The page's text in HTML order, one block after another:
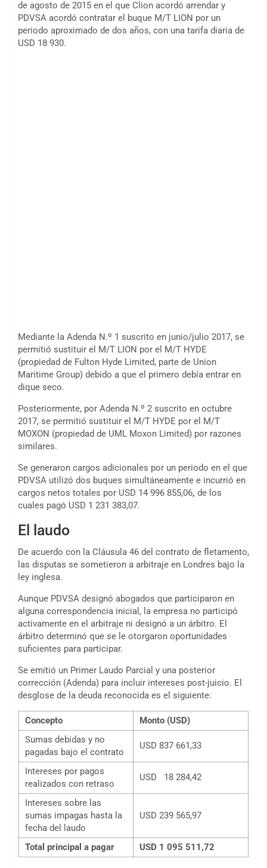
de agosto de 2015 en el que Clion acordó arrendar y
PDVSA acordó contratar el buque M/T LION por un
periodo aproximado de dos años, con una tarifa diaria de
USD 18 930.
Mediante la Adenda N.º 1 suscrito en junio/julio 2017, se
permitió sustituir el M/T LION por el M/T HYDE
(propiedad de Fulton Hyde Limited, parte de Union
Maritime Group) debido a que el primero debía entrar en
dique seco.
Posteriormente, por Adenda N.º 2 suscrito en octubre
2017, se permitió sustituir el M/T HYDE por el M/T
MOXON (propiedad de UML Moxon Limited) por razones
similares.
Se generaron cargos adicionales por un periodo en el que
PDVSA utilizó dos buques simultáneamente e incurrió en
cargos netos totales por USD 14 996 855,06, de los
cuales pagó USD 1 231 383,07.
El laudo
De acuerdo con la Cláusula 46 del contrato de fletamento,
las disputas se sometieron a arbitraje en Londres bajo la
ley inglesa.
Aunque PDVSA designó abogados que participaron en
alguna correspondencia inicial, la empresa no participó
activamente en el arbitraje ni designó a un árbitro. El
árbitro determinó que se le otorgaron oportunidades
suficientes para participar.
Se emitió un Primer Laudo Parcial y una posterior
corrección (Adenda) para incluir intereses post-juicio. El
desglose de la deuda reconocida es el siguiente:
Concepto
Monto (USD)
Sumas debidas y no
pagadas bajo el contrato
USD 837 661,33
Intereses por pagos
realizados con retraso
USD 18 284,42
Intereses sobre las
sumas impagas hasta la
fecha del laudo
USD 239 565,97
Total principal a pagar USD 1 095 511,72